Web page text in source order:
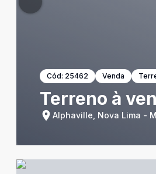
Cód: 25462 Venda
Terreno à
Alphaville, Nova Lima -